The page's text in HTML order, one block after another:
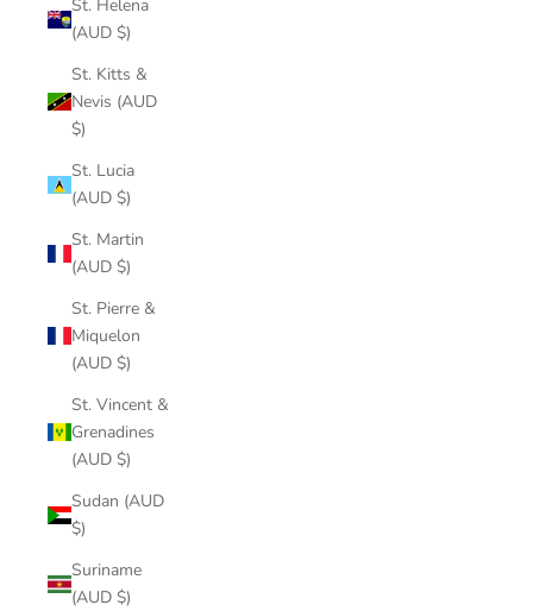
St. Helena
(AUD $)
St. Kitts &
Nevis (AUD
$)
St. Lucia
(AUD $)
St. Martin
(AUD $)
St. Pierre &
Miquelon
(AUD $)
St. Vincent &
Grenadines
(AUD $)
Sudan (AUD
$)
Suriname
(AUD $)